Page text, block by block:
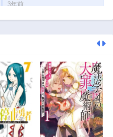
3年前
第30話
第26話
3年前
第24話
3年前
第22話
3年前